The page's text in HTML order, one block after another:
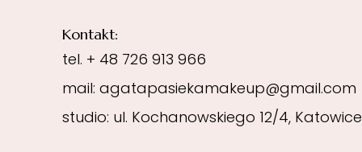
Kontakt:
tel. + 48 726 913 966
mail: agatapasiekamakeup@gmail.com
studio: ul. Kochanowskiego 12/4, Katowice